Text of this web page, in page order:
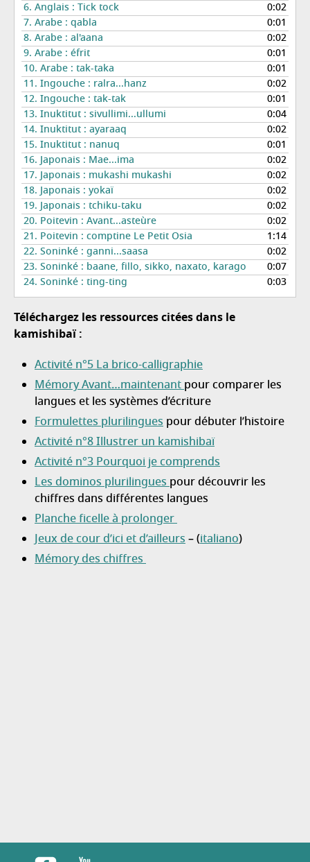
6. Anglais : Tick tock
0:02
7. Arabe : qabla
0:01
8. Arabe : al'aana
0:02
9. Arabe : éfrit
0:01
10. Arabe : tak-taka
0:01
11. Ingouche : ralra...hanz
0:02
12. Ingouche : tak-tak
0:01
13. Inuktitut : sivullimi...ullumi
0:04
14. Inuktitut : ayaraaq
0:02
15. Inuktitut : nanuq
0:01
16.Japonais : Mae...ima
0:02
17.Japonais : mukashi mukashi
0:02
18.Japonais : yokaï
0:02
19.Japonais : tchiku-taku
0:02
20. Poitevin : Avant...asteùre
0:02
21. Poitevin : comptine Le Petit Osia
1:14
22. Soninké : ganni...saasa
0:02
23. Soninké : baane, fillo, sikko, naxato, karago
0:07
24. Soninké : ting-ting 0:03
Téléchargez les ressources citées dans le
kamishibaï :
Activité n°5 La brico-calligraphie
Mémory Avant…maintenantpour comparer les
langues et les systèmes d’écriture
Formulettes plurilinguespour débuter l’histoire
Activité n°8 Illustrer un kamishibaï
Activité n°3 Pourquoi je comprends
Les dominos plurilinguespour découvrir les
chiffres dans différentes langues
Planche ficelle à prolonger
Jeux de cour d’ici et d’ailleurs– (italiano)
Mémory des chiffres